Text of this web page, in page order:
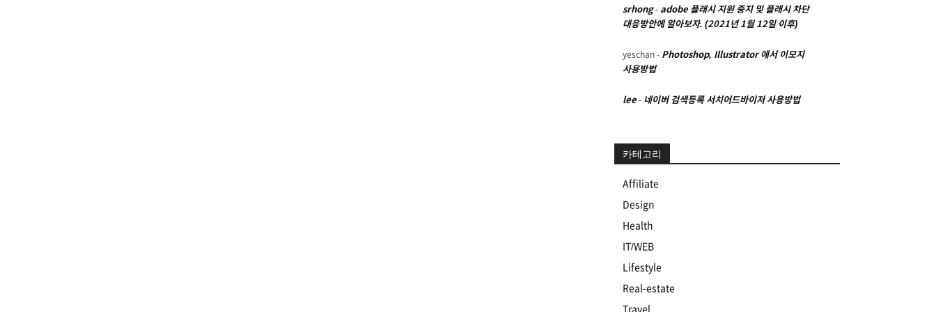
srhong- adobe 플래시 지원 중지 및 플래시 차단
대응방안에 알아보자. (2021년 1월 12일 이후)
yeschan - Photoshop, Illustrator 에서 이모지
사용방법
lee - 네이버 검색등록 서치어드바이저 사용방법
카테고리
Affiliate
Design
Health
IT/WEB
Lifestyle
Real-estate
Travel